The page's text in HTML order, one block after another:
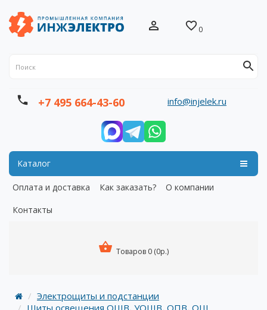
0
+7 495 664-43-60 info@injelek.ru
Каталог
Оплата и доставка Как заказать?
О компании
Контакты
Товаров 0 (0р.)
Электрощиты и подстанции
Щиты освещения ОЩВ, УОЩВ, ОПВ, ОЩ